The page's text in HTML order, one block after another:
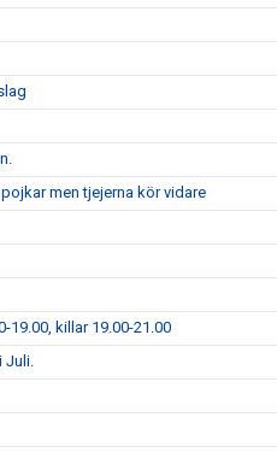
men tjejerna kör vidare
19.00, killar 19.00-21.00
Juli.